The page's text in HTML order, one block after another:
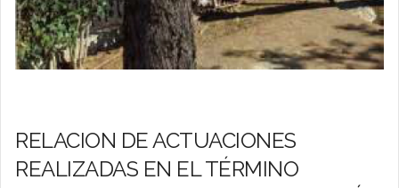
RELACION DE ACTUACIONES
REALIZADAS EN EL TÉRMINO